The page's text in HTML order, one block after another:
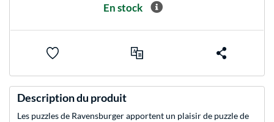
En stock
Description du produit
Les puzzles de Ravensburger apportent un plaisir de puzzle de